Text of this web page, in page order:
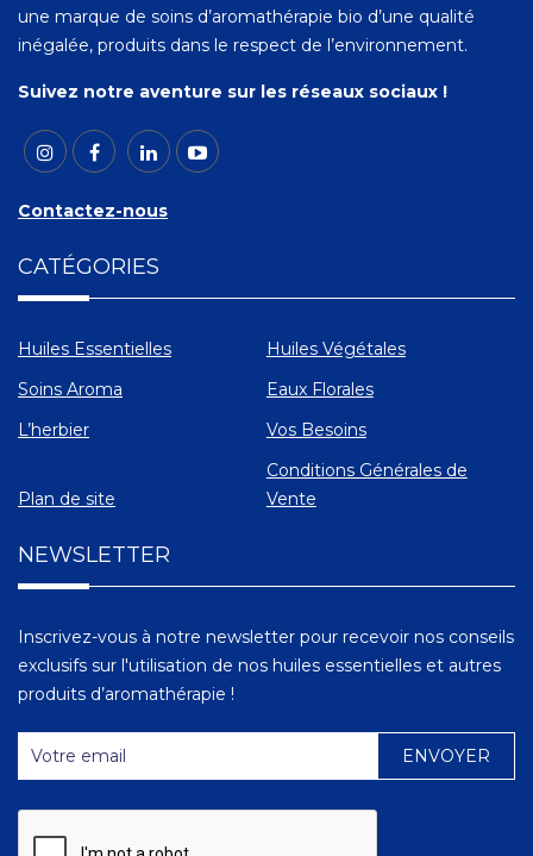
une marque de soins d’aromathérapie bio d’une qualité
inégalée, produits dans le respect de l’environnement.
Suivez notre aventure sur les réseaux sociaux !
Contactez-nous
CATÉGORIES
Huiles Essentielles
Huiles Végétales
Soins Aroma
Eaux Florales
L’herbier
Vos Besoins
Plan de site
Conditions Générales de
Vente
NEWSLETTER
Inscrivez-vous à notre newsletter pour recevoir nos conseils
exclusifs sur l'utilisation de nos huiles essentielles et autres
produits d’aromathérapie !